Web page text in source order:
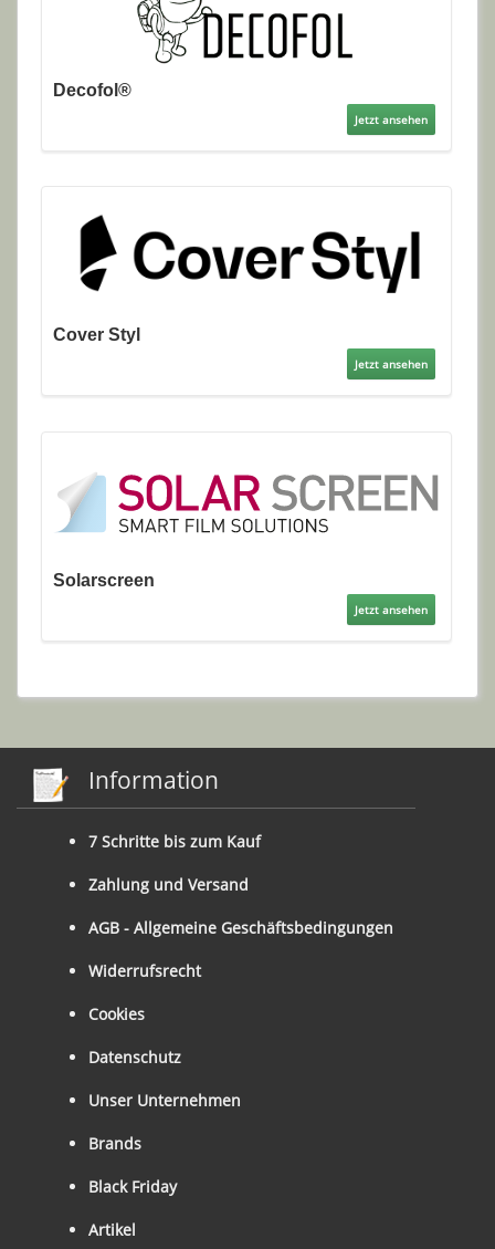
Decofol®
Jetzt ansehen
Cover Styl
Jetzt ansehen
Solarscreen
Jetzt ansehen
Information
7 Schritte bis zum Kauf
Zahlung und Versand
AGB - Allgemeine Geschäftsbedingungen
Widerrufsrecht
Cookies
Datenschutz
Unser Unternehmen
Brands
Black Friday
Artikel